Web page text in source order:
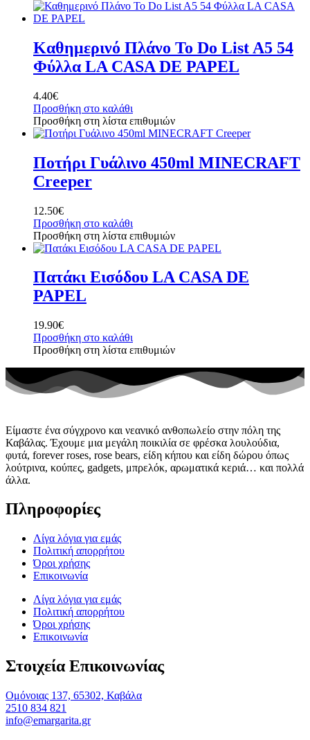
Καθημερινό Πλάνο To Do List A5 54
Φύλλα LA CASA DE PAPEL
4.40€
Προσθήκη στο καλάθι
Προσθήκη στη λίστα επιθυμιών
Ποτήρι Γυάλινο 450ml MINECRAFT
Creeper
12.50€
Προσθήκη στο καλάθι
Προσθήκη στη λίστα επιθυμιών
Πατάκι Εισόδου LA CASA DE
PAPEL
19.90€
Προσθήκη στο καλάθι
Προσθήκη στη λίστα επιθυμιών
Είμαστε ένα σύγχρονο και νεανικό ανθοπωλείο στην πόλη της
Καβάλας. Έχουμε μια μεγάλη ποικιλία σε φρέσκα λουλούδια,
φυτά, forever roses, rose bears, είδη κήπου και είδη δώρου όπως
λούτρινα, κούπες, gadgets, μπρελόκ, αρωματικά κεριά… και πολλά
άλλα.
Πληροφορίες
Λίγα λόγια για εμάς
Πολιτική απορρήτου
Όροι χρήσης
Επικοινωνία
Λίγα λόγια για εμάς
Πολιτική απορρήτου
Όροι χρήσης
Επικοινωνία
Στοιχεία Επικοινωνίας
Ομόνοιας 137, 65302, Καβάλα
2510 834 821
info@emargarita.gr